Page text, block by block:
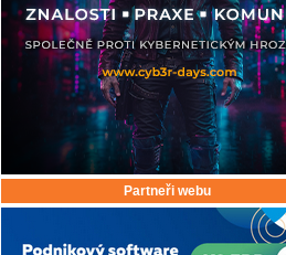
Partneři webu